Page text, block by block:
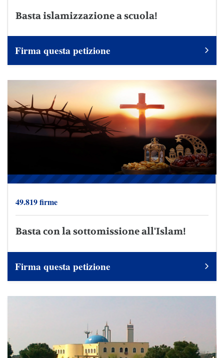
Basta islamizzazione a scuola!
Firma questa petizione
49.819 firme
Basta con la sottomissione all'Islam!
Firma questa petizione